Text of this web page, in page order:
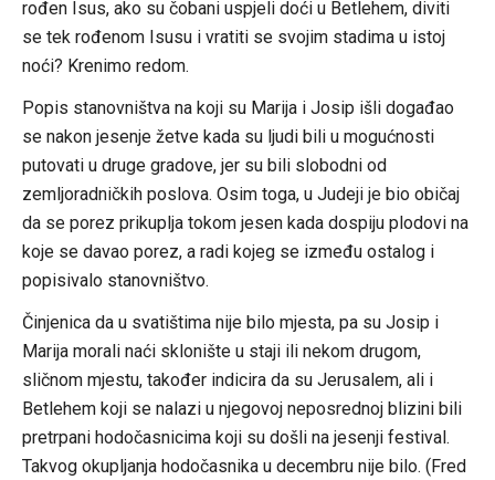
rođen Isus, ako su čobani uspjeli doći u Betlehem, diviti
se tek rođenom Isusu i vratiti se svojim stadima u istoj
noći? Krenimo redom.
Popis stanovništva na koji su Marija i Josip išli događao
se nakon jesenje žetve kada su ljudi bili u mogućnosti
putovati u druge gradove, jer su bili slobodni od
zemljoradničkih poslova. Osim toga, u Judeji je bio običaj
da se porez prikuplja tokom jesen kada dospiju plodovi na
koje se davao porez, a radi kojeg se između ostalog i
popisivalo stanovništvo.
Činjenica da u svatištima nije bilo mjesta, pa su Josip i
Marija morali naći sklonište u staji ili nekom drugom,
sličnom mjestu, također indicira da su Jerusalem, ali i
Betlehem koji se nalazi u njegovoj neposrednoj blizini bili
pretrpani hodočasnicima koji su došli na jesenji festival.
Takvog okupljanja hodočasnika u decembru nije bilo. (Fred